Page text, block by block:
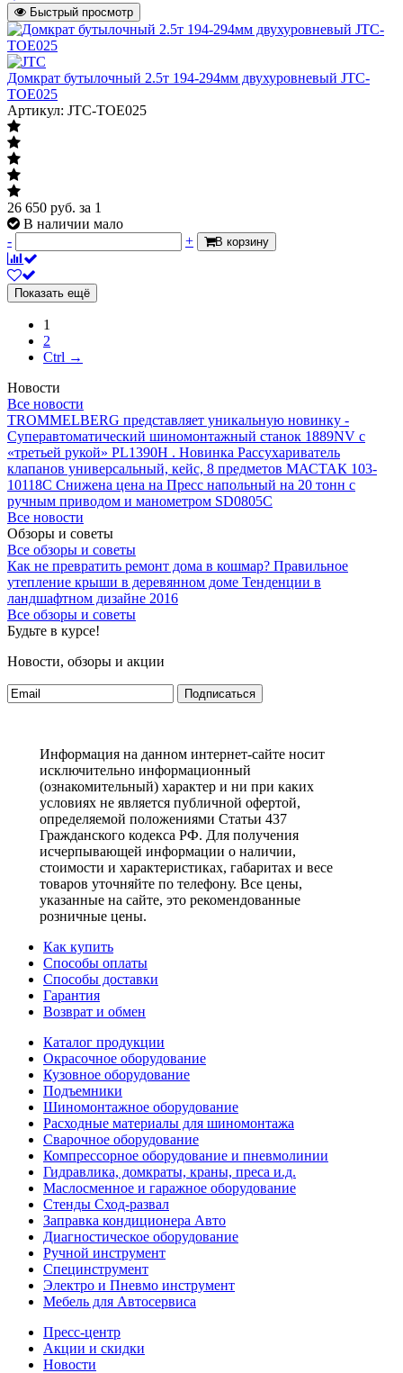
Быстрый просмотр
Домкрат бутылочный 2.5т 194-294мм двухуровневый JTC-
TOE025
Артикул: JTC-TOE025
26 650 руб. за 1
В наличии мало
-
+ В корзину
Показать ещё
1
2
Ctrl →
Новости
Все новости
TROMMELBERG представляет уникальную новинку -
Суперавтоматический шиномонтажный станок 1889NV с
«третьей рукой» PL1390H . Новинка Рассухариватель
клапанов универсальный, кейс, 8 предметов МАСТАК 103-
10118C Снижена цена на Пресс напольный на 20 тонн с
ручным приводом и манометром SD0805C
Все новости
Обзоры и советы
Все обзоры и советы
Как не превратить ремонт дома в кошмар? Правильное
утепление крыши в деревянном доме Тенденции в
ландшафтном дизайне 2016
Все обзоры и советы
Будьте в курсе!
Новости, обзоры и акции
Подписаться
Информация на данном интернет-сайте носит
исключительно информационный
(ознакомительный) характер и ни при каких
условиях не является публичной офертой,
определяемой положениями Статьи 437
Гражданского кодекса РФ. Для получения
исчерпывающей информации о наличии,
стоимости и характеристиках, габаритах и весе
товаров уточняйте по телефону. Все цены,
указанные на сайте, это рекомендованные
розничные цены.
Как купить
Способы оплаты
Способы доставки
Гарантия
Возврат и обмен
Каталог продукции
Окрасочное оборудование
Кузовное оборудование
Подъемники
Шиномонтажное оборудование
Расходные материалы для шиномонтажа
Сварочное оборудование
Компрессорное оборудование и пневмолинии
Гидравлика, домкраты, краны, преса и.д.
Маслосменное и гаражное оборудование
Стенды Сход-развал
Заправка кондиционера Авто
Диагностическое оборудование
Ручной инструмент
Специнструмент
Электро и Пневмо инструмент
Мебель для Автосервиса
Пресс-центр
Акции и скидки
Новости